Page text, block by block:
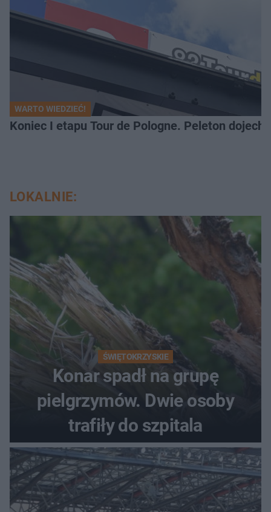
WARTO WIEDZIEĆ!
Koniec I etapu Tour de Pologne. Peleton
LOKALNIE:
ŚWIĘTOKRZYSKIE
Konar spadł na grupę
pielgrzymów. Dwie osoby
trafiły do szpitala